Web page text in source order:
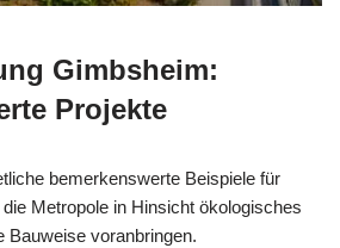
Gimbsheim:
Projekte
bemerkenswerte Beispiele für
Metropole in Hinsicht ökologisches
Bauweise voranbringen.